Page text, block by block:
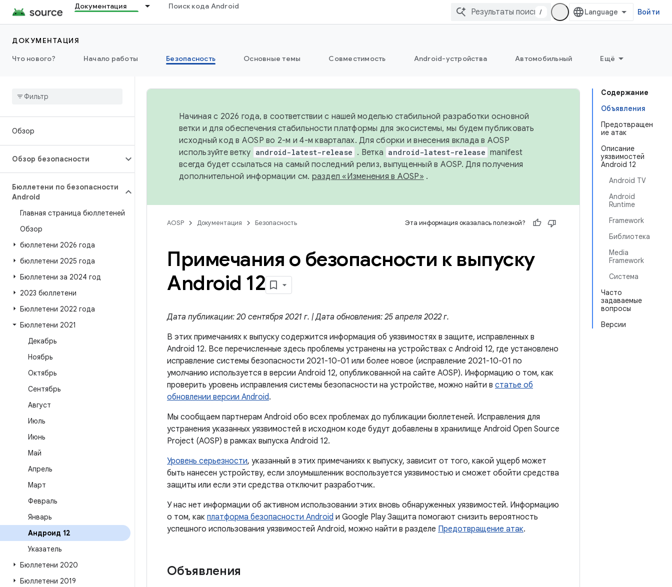
Документация Поиск кода Android
/ Войти
ДОКУМЕНТАЦИЯ
Что нового?
Начало работы Безопасность Основные темы Совместимость Android-устройства Автомобильный Ещё
Обзор
Обзор безопасности
Бюллетени по безопасности
Android
Главная страница бюллетеней
Обзор
бюллетени 2026 года
бюллетени 2025 года
Бюллетени за 2024 год
2023 бюллетени
Бюллетени 2022 года
Бюллетени 2021
Декабрь
Ноябрь
Октябрь
Сентябрь
Август
Июль
Июнь
Май
Апрель
Март
Февраль
Январь
Андроид 12
Указатель
Бюллетени 2020
Бюллетени 2019
Содержание
Объявления
Предотвращен
ие атак
Описание
уязвимостей
Android 12
Android TV
Android
Runtime
Framework
Библиотека
Media
Framework
Система
Часто
задаваемые
вопросы
Версии
Начиная с 2026 года, в соответствии с нашей моделью стабильной разработки основной
ветки и для обеспечения стабильности платформы для экосистемы, мы будем публиковать
исходный код в AOSP во 2-м и 4-м кварталах. Для сборки и внесения вклада в AOSP
используйте ветку android-latest-release . Ветка android-latest-release manifest
всегда будет ссылаться на самый последний релиз, выпущенный в AOSP. Для получения
дополнительной информации см. раздел «Изменения в AOSP» .
AOSP Документация Безопасность Эта информация оказалась полезной?
Примечания о безопасности к выпуску
Android 12
Дата публикации: 20 сентября 2021 г. | Дата обновления: 25 апреля 2022 г.
В этих примечаниях к выпуску содержится информация об уязвимостях в защите, исправленных в
Android 12. Все перечисленные здесь проблемы устранены на устройствах с Android 12, где установлено
исправление системы безопасности 2021-10-01 или более новое (исправление 2021-10-01 по
умолчанию используется в версии Android 12, опубликованной на сайте AOSP). Информацию о том, как
проверить уровень исправления системы безопасности на устройстве, можно найти в статье об
обновлении версии Android.
Мы сообщаем партнерам Android обо всех проблемах до публикации бюллетеней. Исправления для
устранения указанных уязвимостей в исходном коде будут добавлены в хранилище Android Open Source
Project (AOSP) в рамках выпуска Android 12.
Уровень серьезности, указанный в этих примечаниях к выпуску, зависит от того, какой ущерб может
быть нанесен устройству, если злоумышленник воспользуется уязвимостью и сможет обойти средства
защиты или если эти средства отключит разработчик.
У нас нет информации об активном использовании этих вновь обнаруженных уязвимостей. Информацию
о том, как платформа безопасности Android и Google Play Защита помогают снизить вероятность
успешного использования уязвимостей Android, можно найти в разделе Предотвращение атак.
Объявления